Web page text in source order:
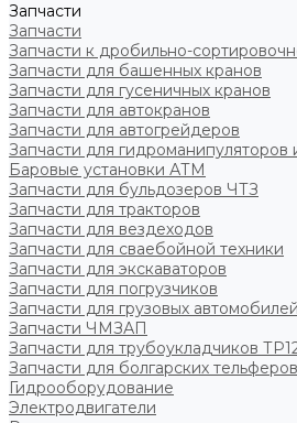
Запчасти
Запчасти
Запчасти к дробильно-
Запчасти для башенных кранов
Запчасти для гусеничных кранов
Запчасти для автокранов
Запчасти для автогрейдеров
Запчасти для гидроманипуляторов
Баровые установки АТМ
Запчасти для бульдозеров ЧТЗ
Запчасти для тракторов
Запчасти для вездеходов
Запчасти для сваебойной техники
Запчасти для экскаваторов
Запчасти для погрузчиков
Запчасти для грузовых автомобилей
Запчасти ЧМЗАП
Запчасти для трубоукладчиков
Запчасти для болгарских тельферов
Гидрооборудование
Электродвигатели